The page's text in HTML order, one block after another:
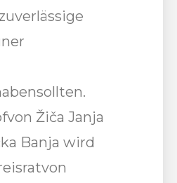
Žiča Janja
Banja wird